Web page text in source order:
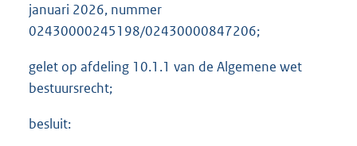
januari 2026, nummer
02430000245198/02430000847206;
gelet op afdeling 10.1.1 van de Algemene wet
bestuursrecht;
besluit: